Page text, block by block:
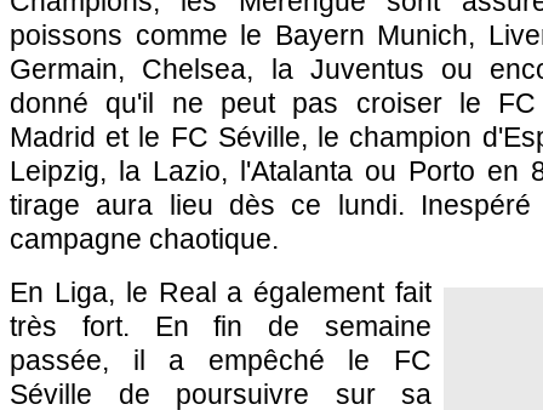
poissons comme le Bayern Munich,
Germain, Chelsea, la Juventus ou
donné qu'il ne peut pas croiser le FC
Madrid et le FC Séville, le champion
Leipzig, la Lazio, l'Atalanta ou Porto en
tirage aura lieu dès ce lundi.
campagne chaotique.
En Liga, le Real a également fait
très fort. En fin de semaine
passée, il a empêché le FC
Séville de poursuivre sur sa